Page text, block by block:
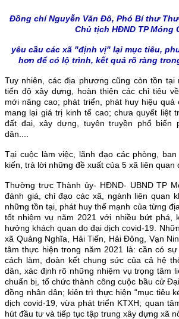
Đồng chí Nguyễn Văn Đô, Phó Bí thư
Chủ tịch HĐND TP Móng
yêu cầu các xã "định vị" lại mục tiêu,
hơn để có lộ trình, kết quả rõ ràng
Tuy nhiên, các địa phương cũng còn tồn tại
tiến độ xây dựng, hoàn thiện các chỉ tiêu
mới nâng cao; phát triển, phát huy hiệu
mang lại giá trị kinh tế cao; chưa quyết liệt
đất đai, xây dựng, tuyên truyền phổ biến
dân....
Tại cuộc làm việc, lãnh đạo các phòng,
kiến, trả lời những đề xuất của 5 xã liên quan
Thường trực Thành ủy- HĐND- UBND TP
đánh giá, chỉ đạo các xã, ngành liên quan
những tồn tại, phát huy thế mạnh của từng
tốt nhiệm vụ năm 2021 với nhiều bứt phá,
hưởng khách quan do đại dịch covid-19.
xã Quảng Nghĩa, Hải Tiến, Hải Đông, Vạn
tâm thực hiện trong năm 2021 là: cần có
cách làm, đoàn kết chung sức của cả hệ
dân, xác định rõ những nhiệm vụ trọng tâm
chuẩn bị, tổ chức thành công cuộc bầu cử
đồng nhân dân; kiên trì thực hiện “mục tiêu
dịch covid-19, vừa phát triển KTXH; quan
hút đầu tư và tiếp tục tập trung xây dựng xã